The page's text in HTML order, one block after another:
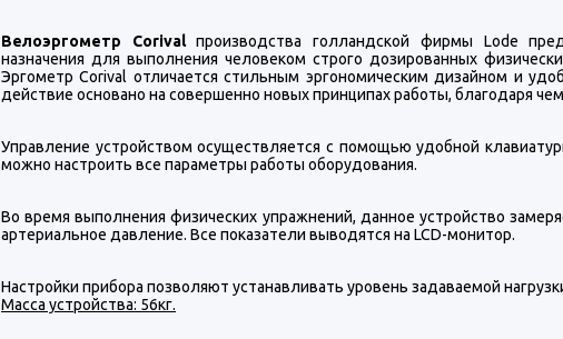
Велоэргометр Corivalпроизводства голландской фирмы Lode
назначения для выполнения человеком строго дозированных
Эргометр Corival отличается стильным эргономическим дизайном и
действие основано на совершенно новых принципах работы, благодаря
Управление устройством осуществляется с помощью удобной
можно настроить все параметры работы оборудования.
Во время выполнения физических упражнений, данное устройство
артериальное давление. Все показатели выводятся на LCD-монитор.
Настройки прибора позволяют устанавливать уровень задаваемой
Масса устройства: 56кг.